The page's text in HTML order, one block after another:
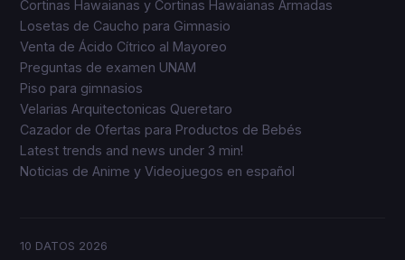
Cortinas Hawaianas y Cortinas Hawaianas Armadas
Losetas de Caucho para Gimnasio
Venta de Ácido Cítrico al Mayoreo
Preguntas de examen UNAM
Piso para gimnasios
Velarias Arquitectonicas Queretaro
Cazador de Ofertas para Productos de Bebés
Latest trends and news under 3 min!
Noticias de Anime y Videojuegos en español
10 DATOS 2026